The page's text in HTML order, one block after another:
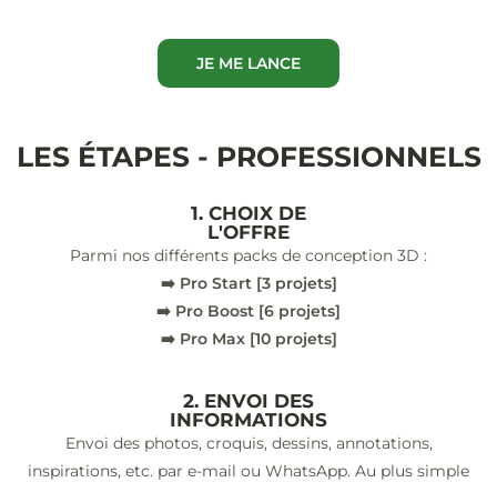
JE ME LANCE
LES ÉTAPES - PROFESSIONNELS
1. CHOIX DE
L'OFFRE
Parmi nos différents packs de conception 3D :
➡️ Pro Start [3 projets]
➡️ Pro Boost [6 projets]
➡️ Pro Max [10 projets]
2. ENVOI DES
INFORMATIONS
Envoi des photos, croquis, dessins, annotations,
inspirations, etc. par e-mail ou WhatsApp. Au plus simple